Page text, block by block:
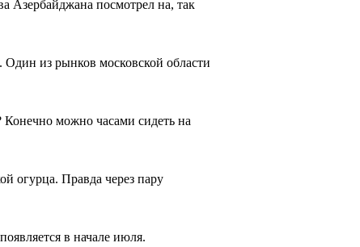
Азербайджана посмотрел на, так
из рынков московской области
Конечно можно часами сидеть на
огурца. Правда через пару
в начале июля.